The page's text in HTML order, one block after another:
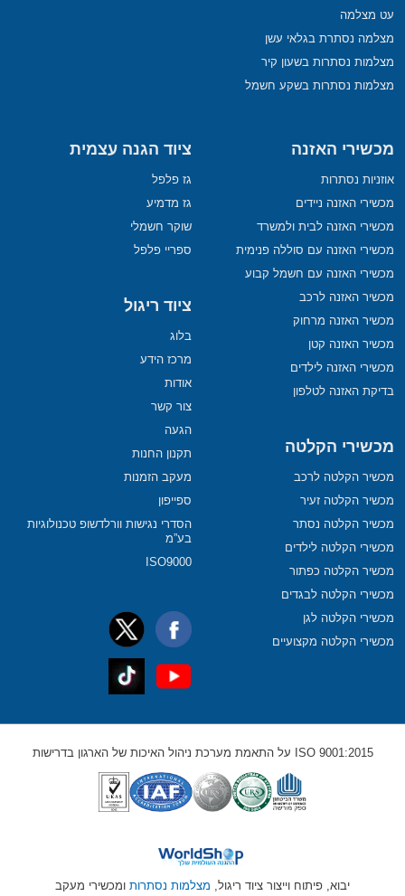
עט מצלמה
מצלמה נסתרת בגלאי עשן
מצלמות נסתרות בשעון קיר
מצלמות נסתרות בשקע חשמל
מכשירי האזנה
אוזניות נסתרות
מכשירי האזנה ניידים
מכשירי האזנה לבית ולמשרד
מכשירי האזנה עם סוללה פנימית
מכשירי האזנה עם חשמל קבוע
מכשיר האזנה לרכב
מכשיר האזנה מרחוק
מכשיר האזנה קטן
מכשירי האזנה לילדים
בדיקת האזנה לטלפון
מכשירי הקלטה
מכשיר הקלטה לרכב
מכשיר הקלטה זעיר
מכשיר הקלטה נסתר
מכשירי הקלטה לילדים
מכשיר הקלטה כפתור
מכשירי הקלטה לבגדים
מכשירי הקלטה לגן
מכשירי הקלטה מקצועיים
ציוד הגנה עצמית
גז פלפל
גז מדמיע
שוקר חשמלי
ספריי פלפל
ציוד ריגול
בלוג
מרכז הידע
אודות
צור קשר
הגעה
תקנון החנות
מעקב הזמנות
ספייפון
הסדרי נגישות וורלדשופ טכנולוגיות
בע”מ
ISO9000
ISO 9001:2015 על התאמת מערכת ניהול האיכות של הארגון בדרישות
יבוא, פיתוח וייצור ציוד ריגול, מצלמות נסתרות ומכשירי מעקב